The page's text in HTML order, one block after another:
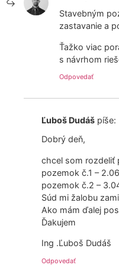
Stavebným
zastavanie a
Ťažko viac
s návrhom
Odpovedať
Ľuboš Dudáš píše:
Dobrý deň,
chcel som rozdeliť
pozemok č.1 –
pozemok č.2 –
Súd mi žalobu
Ako mám ďalej
Ďakujem
Ing .Ľuboš Dudáš
Odpovedať